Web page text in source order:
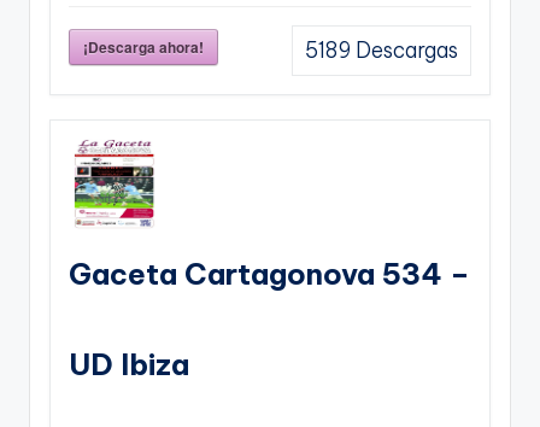
¡Descarga ahora! 5189 Descargas
Gaceta Cartagonova 534 –
UD Ibiza